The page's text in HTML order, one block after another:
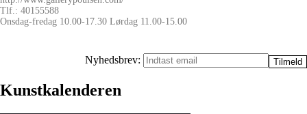
Tlf.: 40155588
Onsdag-fredag 10.00-17.30 Lørdag 11.00-15.00
Nyhedsbrev:
Kunstkalenderen